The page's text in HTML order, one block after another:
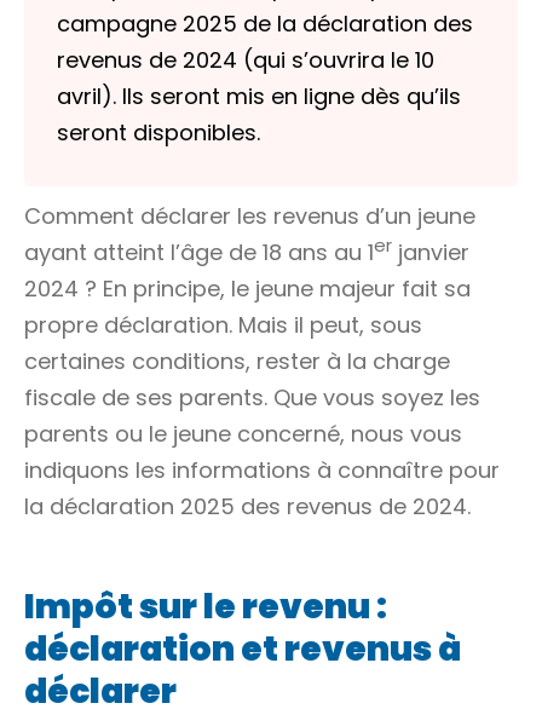
campagne 2025 de la déclaration des
revenus de 2024 (qui s’ouvrira le 10
avril). Ils seront mis en ligne dès qu’ils
seront disponibles.
Comment déclarer les revenus d’un jeune
ayant atteint l’âge de 18 ans au 1er janvier
2024 ? En principe, le jeune majeur fait sa
propre déclaration. Mais il peut, sous
certaines conditions, rester à la charge
fiscale de ses parents. Que vous soyez les
parents ou le jeune concerné, nous vous
indiquons les informations à connaître pour
la déclaration 2025 des revenus de 2024.
Impôt sur le revenu :
déclaration et revenus à
déclarer